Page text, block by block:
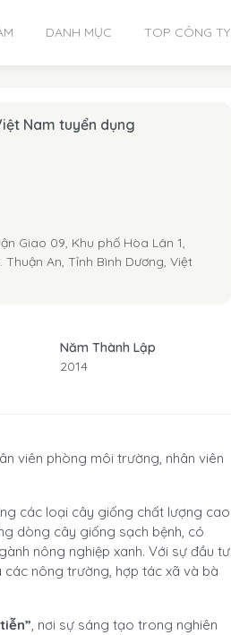
DANH MỤC TOP CÔNG TY
Nam tuyển dụng
Giao 09, Khu phố Hòa Lân 1,
An, Tỉnh Bình Dương, Việt
Năm Thành Lập
2014
viên phòng môi trường, nhân viên
các loại cây giống chất lượng cao
dòng cây giống sạch bệnh, có
nông nghiệp xanh. Với sự đầu tư
nông trường, hợp tác xã và bà
, nơi sự sáng tạo trong nghiên